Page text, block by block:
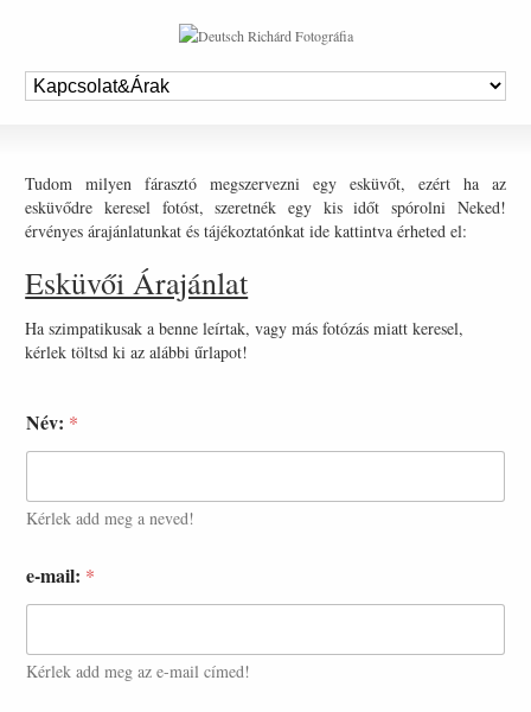
Tudom milyen fárasztó megszervezni egy esküvőt, ezért ha az
esküvődre keresel fotóst, szeretnék egy kis időt spórolni Neked!
érvényes árajánlatunkat és tájékoztatónkat ide kattintva érheted el:
Esküvői Árajánlat
Ha szimpatikusak a benne leírtak, vagy más fotózás miatt keresel,
kérlek töltsd ki az alábbi űrlapot!
Név: *
Kérlek add meg a neved!
e-mail: *
Kérlek add meg az e-mail címed!